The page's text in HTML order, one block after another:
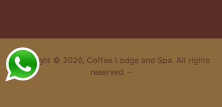
Copyright © 2026, Coffee Lodge and Spa. All rights
reserved. -